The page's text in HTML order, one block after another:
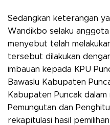
Sedangkan keterangan
Wandikbo selaku
menyebut telah
tersebut dilakukan
imbauan kepada KPU
Bawaslu Kabupaten
Kabupaten Puncak
Pemungutan dan
rekapitulasi hasil